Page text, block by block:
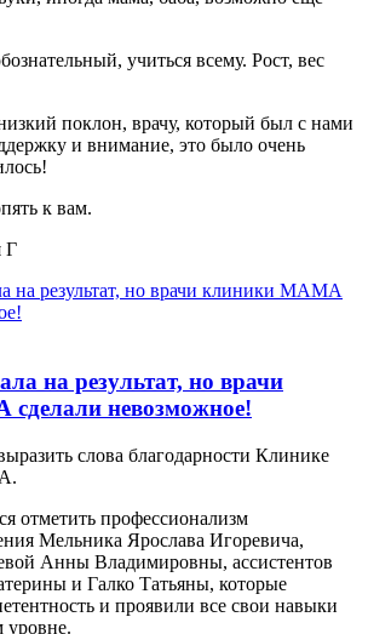
учиться всему. Рост, вес
поклон, врачу, который был с нами
и внимание, это было очень
к вам.
Г
на результат, но врачи
невозможное!
слова благодарности Клинике
отметить профессионализм
Мельника Ярослава Игоревича,
Анны Владимировны, ассистентов
и Галко Татьяны, которые
и проявили все свои навыки
уровне.